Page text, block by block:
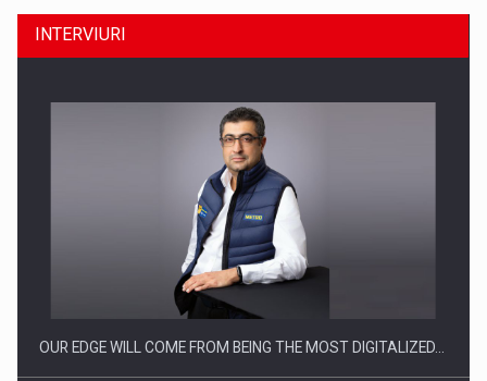
CEO Conference - Shaping The Future - Technology and…
INTERVIURI
OUR EDGE WILL COME FROM BEING THE MOST DIGITALIZED…